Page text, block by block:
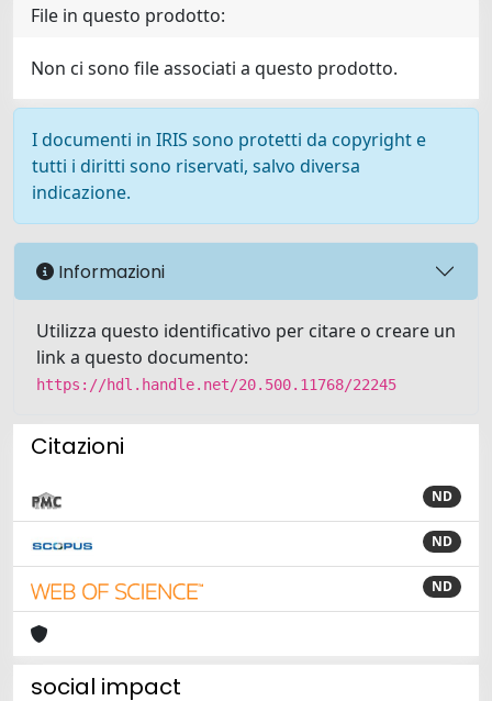
File in questo prodotto:
Non ci sono file associati a questo prodotto.
I documenti in IRIS sono protetti da copyright e
tutti i diritti sono riservati, salvo diversa
indicazione.
Informazioni
Utilizza questo identificativo per citare o creare un
link a questo documento:
https://hdl.handle.net/20.500.11768/22245
Citazioni
ND
ND
ND
social impact